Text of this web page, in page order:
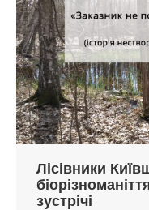
Лісівники
зустрічі